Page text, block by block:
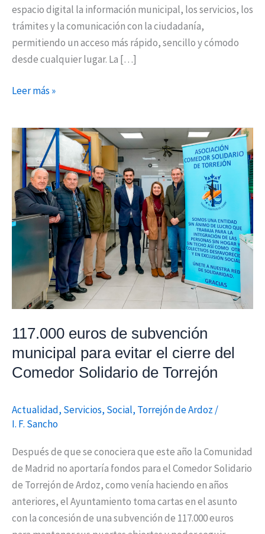
espacio digital la información municipal, los servicios, los
trámites y la comunicación con la ciudadanía,
permitiendo un acceso más rápido, sencillo y cómodo
desde cualquier lugar. La […]
Leer más »
117.000 euros de subvención
municipal para evitar el cierre del
Comedor Solidario de Torrejón
Actualidad, Servicios, Social, Torrejón de Ardoz /
I. F. Sancho
Después de que se conociera que este año la Comunidad
de Madrid no aportaría fondos para el Comedor Solidario
de Torrejón de Ardoz, como venía haciendo en años
anteriores, el Ayuntamiento toma cartas en el asunto
con la concesión de una subvención de 117.000 euros
117.000
euros
de
subvención
municipal
para
evitar
cierre
Comedor
de
Torrejón